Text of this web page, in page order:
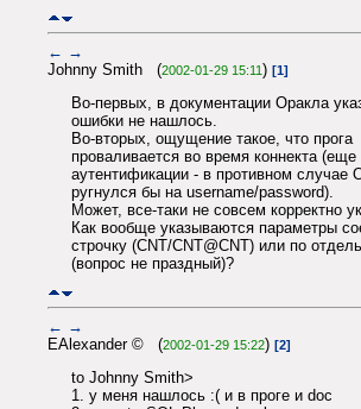
← →
Johnny Smith (2002-01-29 15:11) [1]
Во-первых, в документации Оракла
ошибки не нашлось.
Во-вторых, ощущение такое, что прога
проваливается во время коннекта (еще
аутентификации - в противном случае
ругнулся бы на username/password).
Может, все-таки не совсем корректно
Как вообще указываются параметры
строчку (CNT/CNT@CNT) или по
(вопрос не праздный)?
← →
EAlexander © (2002-01-29 15:22) [2]
to Johnny Smith>
1. у меня нашлось :( и в проге и doc